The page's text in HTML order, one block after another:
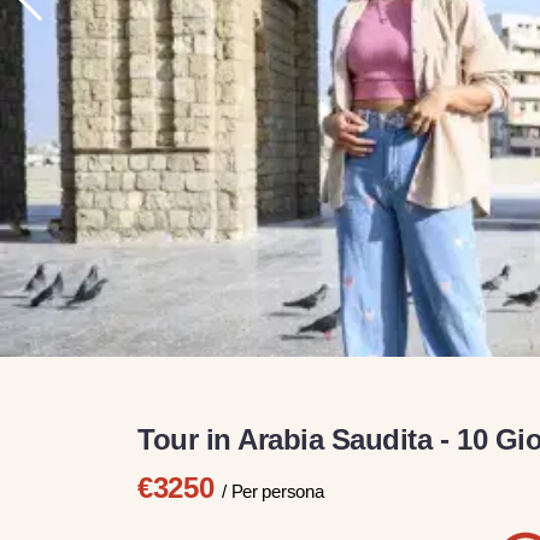
Tour in Arabia Saudita - 10
€3250/ Per persona